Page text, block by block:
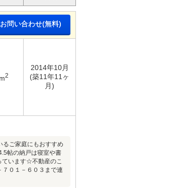
お問い合わせ(無料)
2
2014年10月
(築11年11ヶ
月)
るご家庭にもおすすめ
帖の納戸は寝室や書
ています☆不動産のこ
０１－６０３まで連